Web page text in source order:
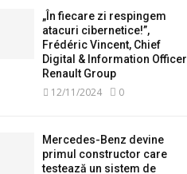
„În fiecare zi respingem
atacuri cibernetice!”,
Frédéric Vincent, Chief
Digital & Information Officer
Renault Group
12/11/2024 0
Mercedes-Benz devine
primul constructor care
testează un sistem de